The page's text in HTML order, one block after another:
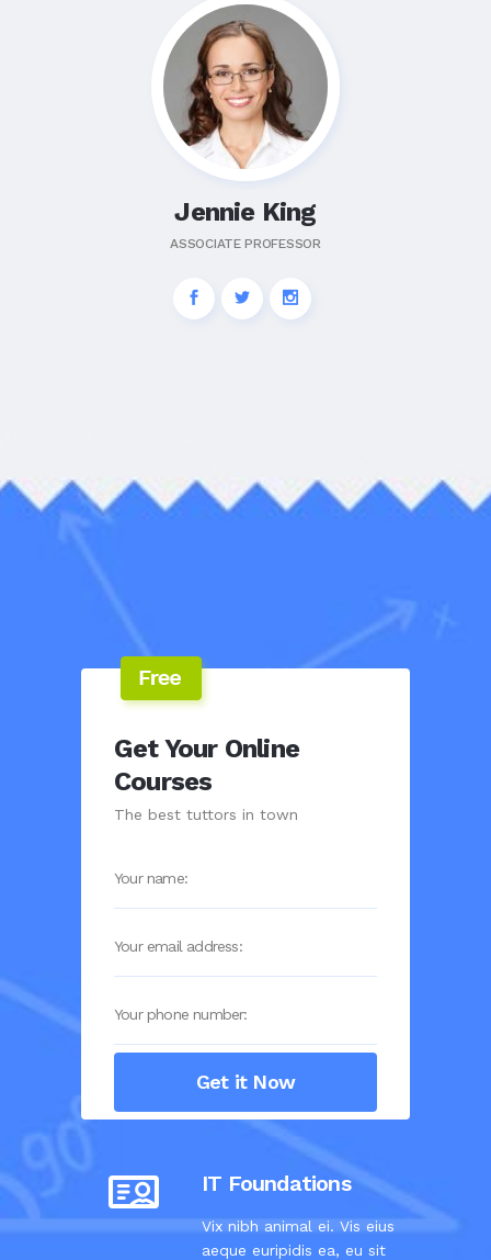
Jennie King
ASSOCIATE PROFESSOR
Get Your Online
Courses
The best tuttors in town
IT Foundations
Vix nibh animal ei. Vis eius
aeque euripidis ea, eu sit